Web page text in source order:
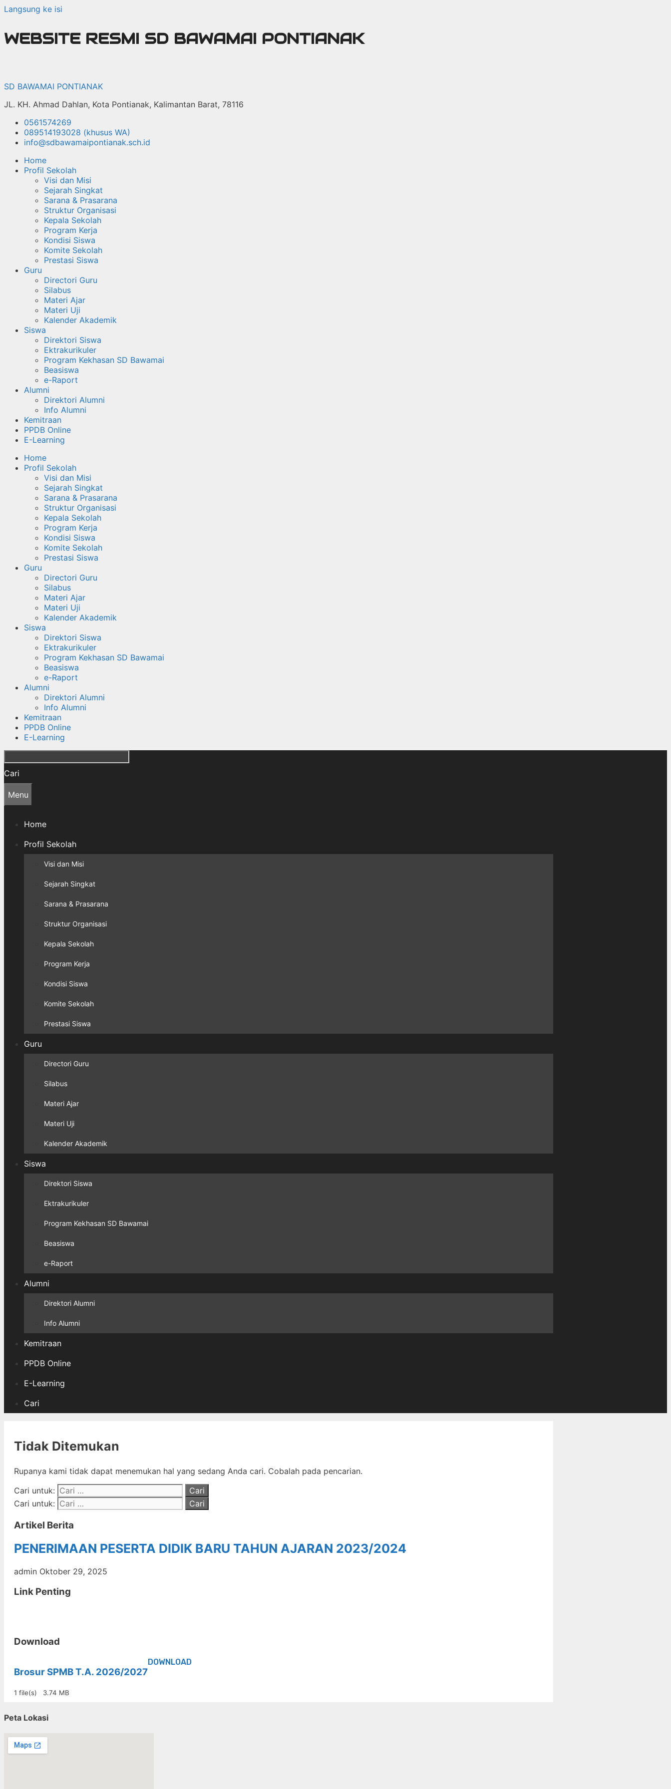
Langsung ke isi
WEBSITE RESMI SD BAWAMAI PONTIANAK
SD BAWAMAI PONTIANAK
JL. KH. Ahmad Dahlan, Kota Pontianak, Kalimantan Barat, 78116
0561574269
089514193028 (khusus WA)
info@sdbawamaipontianak.sch.id
Home
Profil Sekolah
Visi dan Misi
Sejarah Singkat
Sarana & Prasarana
Struktur Organisasi
Kepala Sekolah
Program Kerja
Kondisi Siswa
Komite Sekolah
Prestasi Siswa
Guru
Directori Guru
Silabus
Materi Ajar
Materi Uji
Kalender Akademik
Siswa
Direktori Siswa
Ektrakurikuler
Program Kekhasan SD Bawamai
Beasiswa
e-Raport
Alumni
Direktori Alumni
Info Alumni
Kemitraan
PPDB Online
E-Learning
Home
Profil Sekolah
Visi dan Misi
Sejarah Singkat
Sarana & Prasarana
Struktur Organisasi
Kepala Sekolah
Program Kerja
Kondisi Siswa
Komite Sekolah
Prestasi Siswa
Guru
Directori Guru
Silabus
Materi Ajar
Materi Uji
Kalender Akademik
Siswa
Direktori Siswa
Ektrakurikuler
Program Kekhasan SD Bawamai
Beasiswa
e-Raport
Alumni
Direktori Alumni
Info Alumni
Kemitraan
PPDB Online
E-Learning
Cari
Menu
Home
Profil Sekolah
Visi dan Misi
Sejarah Singkat
Sarana & Prasarana
Struktur Organisasi
Kepala Sekolah
Program Kerja
Kondisi Siswa
Komite Sekolah
Prestasi Siswa
Guru
Directori Guru
Silabus
Materi Ajar
Materi Uji
Kalender Akademik
Siswa
Direktori Siswa
Ektrakurikuler
Program Kekhasan SD Bawamai
Beasiswa
e-Raport
Alumni
Direktori Alumni
Info Alumni
Kemitraan
PPDB Online
E-Learning
Cari
Tidak Ditemukan
Rupanya kami tidak dapat menemukan hal yang sedang Anda cari. Cobalah pada pencarian.
Cari untuk:
Cari untuk:
Artikel Berita
PENERIMAAN PESERTA DIDIK BARU TAHUN AJARAN 2023/2024
admin Oktober 29, 2025
Link Penting
Download
Brosur SPMB T.A. 2026/2027
1 file(s) 3.74 MB
DOWNLOAD
Peta Lokasi